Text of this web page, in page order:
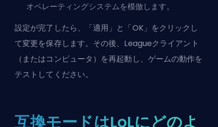
オペレーティングシステムを模倣します。
設定が完了したら、「適用」と「OK」をクリックし
て変更を保存します。その後、Leagueクライアント
（またはコンピュータ）を再起動し、ゲームの動作を
テストしてください。
互換モードはLoLにどのよ